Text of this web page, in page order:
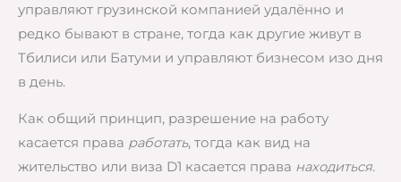
управляют грузинской компанией удалённо и
редко бывают в стране, тогда как другие живут в
Тбилиси или Батуми и управляют бизнесом изо дня
в день.
Как общий принцип, разрешение на работу
касается права работать, тогда как вид на
жительство или виза D1 касается права находиться.